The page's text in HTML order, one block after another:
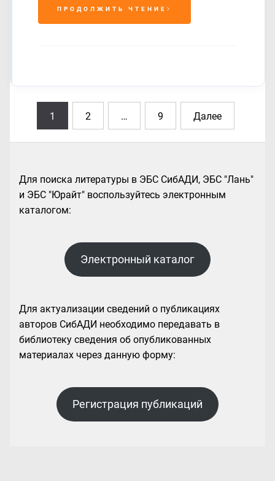
ПРОДОЛЖИТЬ ЧТЕНИЕ
Навигация
1 2 … 9 Далее
Для поиска литературы в ЭБС СибАДИ, ЭБС "Лань"
и ЭБС "Юрайт" воспользуйтесь электронным
каталогом:
Электронный каталог
Для актуализации сведений о публикациях
авторов СибАДИ необходимо передавать в
библиотеку сведения об опубликованных
материалах через данную форму:
Регистрация публикаций